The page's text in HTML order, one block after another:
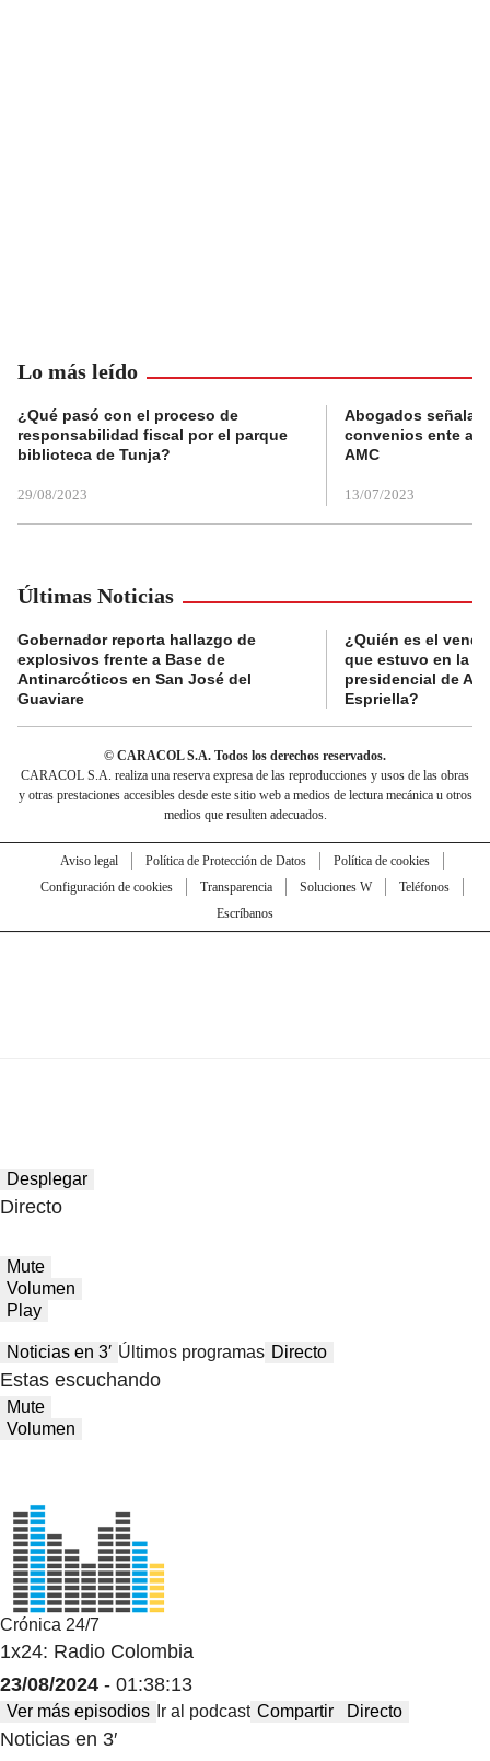
Lo más leído
¿Qué pasó con el proceso de
responsabilidad fiscal por el parque
biblioteca de Tunja?
29/08/2023
Abogados
convenios ente
AMC
13/07/2023
Últimas Noticias
Gobernador reporta hallazgo de
explosivos frente a Base de
Antinarcóticos en San José del
Guaviare
¿Quién es el
que estuvo en la
presidencial de
Espriella?
© CARACOL S.A. Todos los derechos reservados.
CARACOL S.A. realiza una reserva expresa de las reproducciones y usos de las obras
y otras prestaciones accesibles desde este sitio web a medios de lectura mecánica u otros
medios que resulten adecuados.
Aviso legal Política de Protección de Datos
Política de cookies
Configuración de cookies
Transparencia Soluciones W
Teléfonos
Escríbanos
Desplegar
Directo
Mute
Volumen
Play
Noticias en 3′ Últimos programas Directo
Estas escuchando
Mute
Volumen
Crónica 24/7
1x24: Radio Colombia
23/08/2024 - 01:38:13
Ver más episodios Ir al podcast Compartir Directo
Noticias en 3′